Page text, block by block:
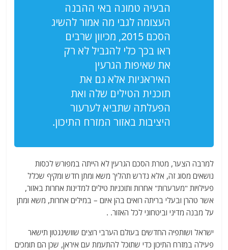
הבעיה טמונה באי ההבנה
העצומה לגבי מה אמור להשיג
הסכם 2015, מכיוון שרבים
ראו בכך כלי להגביל לא רק
את שאיפות הגרעין
האיראניות אלא גם את
תוכנית הטילים שלה ואת
הפעלתה שתביא לערעור
היציבות באזור המזרח התיכון.
למרבה הצער, מטרת הסכם הגרעין לא הייתה במפורש לכסות
נושאים מסוג זה, אלא נדרש תהליך משא ומתן חדש ומקיף שכלל
פעילויות "מערערות" אחרות ותוכניות טילים למדינות אחרות באזור,
אשר טהרן ובעלי בריתה רואים בהן איום – במילים אחרות, משא ומתן
על מבנה מדיני וביטחוני לכל האזור. .
ישראל ושותפיה החדשים בעולם הערבי רוצים שוושינגטון תישאר
פעילה במזרח התיכון כדי שתוכל להתעמת עם איראן, שכן הם תומכים